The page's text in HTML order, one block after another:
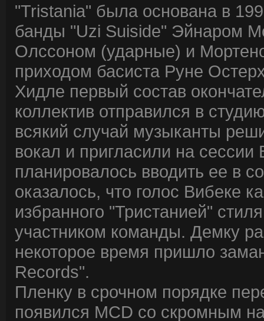
"Tristania" была основана в
банды "Uzi Suiside" Эйнаром
Олссоном (ударные) и
приходом басиста Руне
Хидле первый состав
коллектив отправился в
всякий случай музыканты
вокал и пригласили на
планировалось вводить ее в
оказалось, что голос Вибеке
избранного "Тристанией"
участником команды. Демку
некоторое время пришло
Records".
Пленку в срочном порядке
появился MCD со скромным